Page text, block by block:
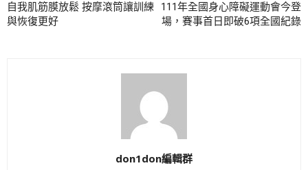
自我肌筋膜放鬆 按摩滾筒讓訓練
與恢復更好
111年全國身心障礙運動會今登
場，賽事首日即破6項全國紀錄
don1don編輯群